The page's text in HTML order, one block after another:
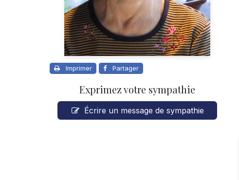
Imprimer Partager
Exprimez votre sympathie
Écrire un message de sympathie